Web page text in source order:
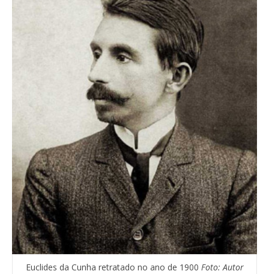
Euclides da Cunha retratado no ano de 1900 Foto: Autor